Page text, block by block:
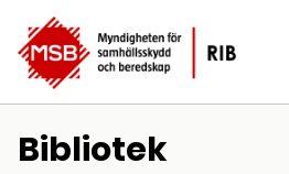
Bibliotek